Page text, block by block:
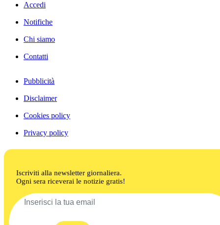
Accedi
Notifiche
Chi siamo
Contatti
Pubblicità
Disclaimer
Cookies policy
Privacy policy
Iscriviti alla newsletter giornaliera.
Ogni sera riceverai le notizie gratis!